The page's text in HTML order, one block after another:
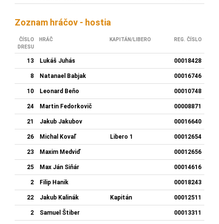
Zoznam hráčov - hostia
ČÍSLO
DRESU
HRÁČ KAPITÁN/LIBERO REG. ČÍSLO
13 Lukáš Juhás 00018428
8 Natanael Babjak 00016746
10 Leonard Beňo 00010748
24 Martin Fedorkovič 00008871
21 Jakub Jakubov 00016640
26 Michal Kovaľ Libero 1 00012654
23 Maxim Medviď 00012656
25 Max Ján Siňár 00014616
2 Filip Hanik 00018243
22 Jakub Kalinák Kapitán 00012511
2 Samuel Štiber 00013311